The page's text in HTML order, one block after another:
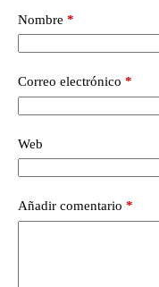
Nombre *
Correo electrónico *
Web
Añadir comentario *